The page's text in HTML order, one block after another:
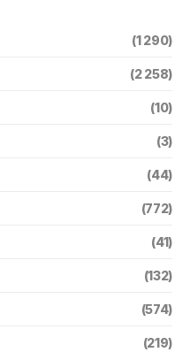
(1 290)
(2 258)
(10)
(3)
(44)
(772)
(41)
(132)
(574)
(219)